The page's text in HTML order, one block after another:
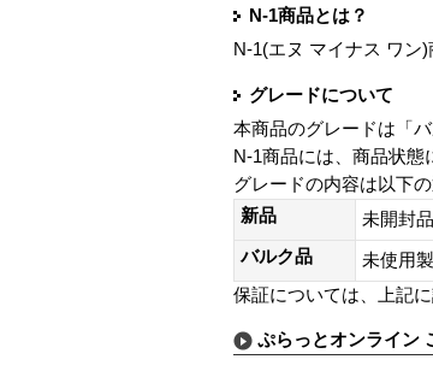
N-1商品とは？
N-1(エヌ マイナス ワン
グレードについて
本商品のグレードは「
N-1商品には、商品状態
グレードの内容は以下の
新品
未開封
バルク品
未使用
保証については、上記
ぷらっとオンライン